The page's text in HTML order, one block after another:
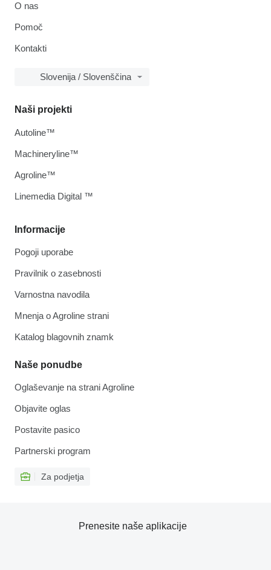
O nas
Pomoč
Kontakti
Slovenija / Slovenščina
Informacije
Pogoji uporabe
Pravilnik o zasebnosti
Varnostna navodila
Mnenja o Agroline strani
Katalog blagovnih znamk
Naše ponudbe
Oglaševanje na strani Agroline
Objavite oglas
Postavite pasico
Partnerski program
Za podjetja
Naši projekti
Autoline™
Machineryline™
Agroline™
Linemedia Digital ™
Prenesite naše aplikacije